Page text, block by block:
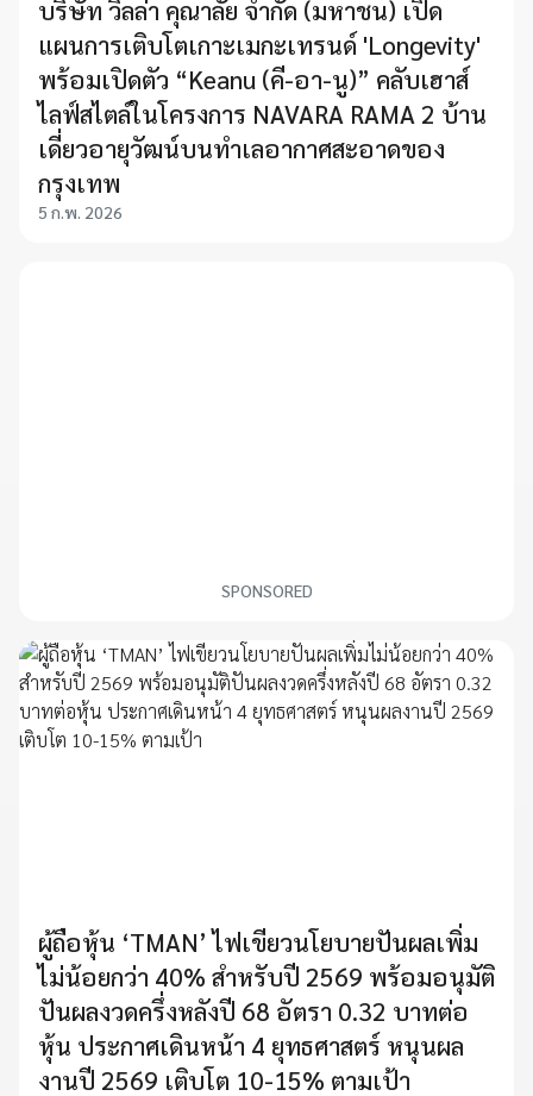
บริษัท วิลล่า คุณาลัย จำกัด (มหาชน) เปิด
แผนการเติบโตเกาะเมกะเทรนด์ 'Longevity'
พร้อมเปิดตัว “Keanu (คี-อา-นู)” คลับเฮาส์
ไลฟ์สไตล์ในโครงการ NAVARA RAMA 2 บ้าน
เดี่ยวอายุวัฒน์บนทำเลอากาศสะอาดของ
กรุงเทพ
5 ก.พ. 2026
SPONSORED
ผู้ถือหุ้น ‘TMAN’ ไฟเขียวนโยบายปันผลเพิ่ม
ไม่น้อยกว่า 40% สำหรับปี 2569 พร้อมอนุมัติ
ปันผลงวดครึ่งหลังปี 68 อัตรา 0.32 บาทต่อ
หุ้น ประกาศเดินหน้า 4 ยุทธศาสตร์ หนุนผล
งานปี 2569 เติบโต 10-15% ตามเป้า